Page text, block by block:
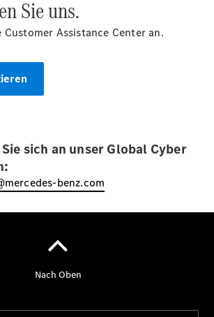
Ansprechpartner
Probefahrt
Unternehmens
Sie uns.
Customer Assistance Center an.
sich an unser Global Cyber
benz.com